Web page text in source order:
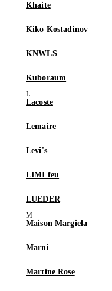
Khaite
Kiko Kostadinov
KNWLS
Kuboraum
Lacoste
Lemaire
Levi's
LIMI feu
LUEDER
Maison Margiela
Marni
Martine Rose